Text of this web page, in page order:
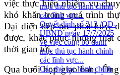
mục thủ tục hành chính
các lĩnh vực...
Quyết định số 213 /QĐ-
UBND ngày 17/7/2025
về việc công bố danh
mục thủ tục hành chính
các lĩnh vực...
Các thủ tục hành chính
việc thực hiện nhiệm vụ
khó khăn trong quá trình
Đại diện tiếp tục phát huy,
được, khắc phục những mặt
thời gian tới.
Qua buổi họp giao ban,